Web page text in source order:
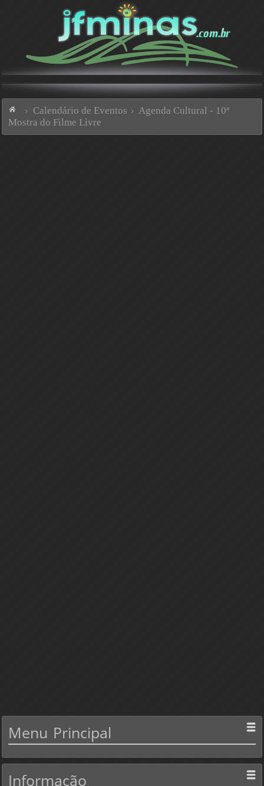
Calendário de Eventos
Agenda Cultural - 10ª
Mostra do Filme Livre
Menu Principal
Informação